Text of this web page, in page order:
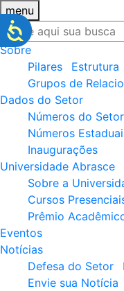
menu
Sobre
Pilares
Estrutura
Grupos de
Dados do Setor
Números do Setor
Números
Inaugurações
Universidade Abrasce
Sobre a
Cursos
Prêmio
Eventos
Notícias
Defesa do Setor
Envie sua Notícia